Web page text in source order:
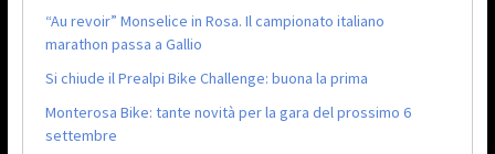
“Au revoir” Monselice in Rosa. Il campionato italiano
marathon passa a Gallio
Si chiude il Prealpi Bike Challenge: buona la prima
Monterosa Bike: tante novità per la gara del prossimo 6
settembre